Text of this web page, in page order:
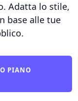
Adatta lo stile,
base alle tue
PIANO